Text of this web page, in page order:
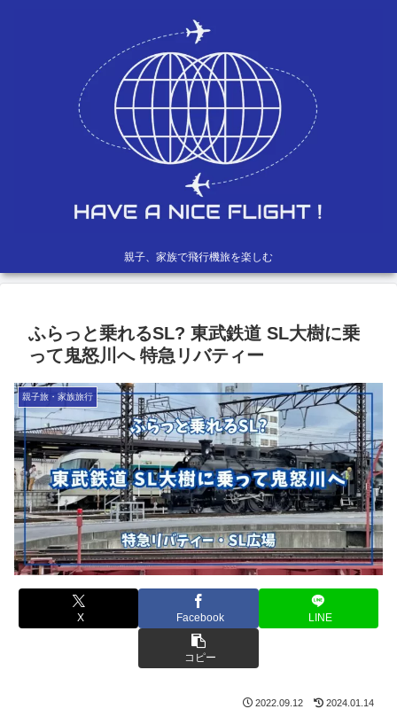
親子、家族で飛行機旅を楽しむ
ふらっと乗れるSL? 東武鉄道 SL大樹に乗
って鬼怒川へ 特急リバティー
親子旅・家族旅行
X Facebook LINE
コピー
2022.09.12 2024.01.14